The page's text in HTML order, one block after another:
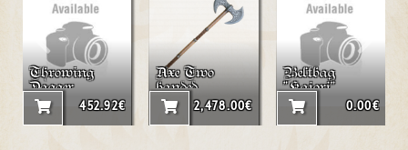
Throwing
Dagger
"Arrow"452.92€
Axe Two
handed
LARP axe
"Rion"
2,478.00€
Beltbag
"Kaiori"
0.00€